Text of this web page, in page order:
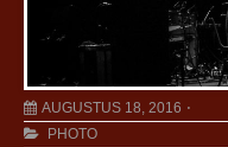
AUGUSTUS 18, 2016
PHOTO